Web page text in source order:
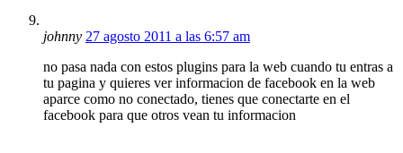
johnny 27 agosto 2011 a las 6:57 am
no pasa nada con estos plugins para la web cuando tu entras a
tu pagina y quieres ver informacion de facebook en la web
aparce como no conectado, tienes que conectarte en el
facebook para que otros vean tu informacion